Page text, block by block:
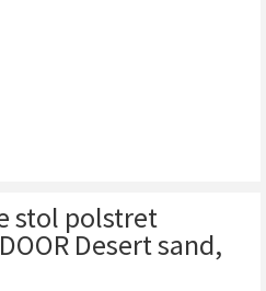
stol polstret
Desert sand,